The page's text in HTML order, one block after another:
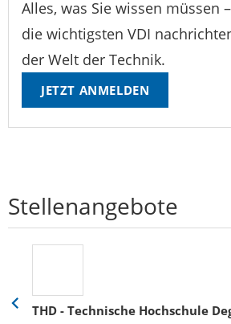
Alles, was Sie wissen müssen
die wichtigsten VDI
der Welt der Technik.
JETZT ANMELDEN
Stellenangebote
THD - Technische Hochschule
Eine